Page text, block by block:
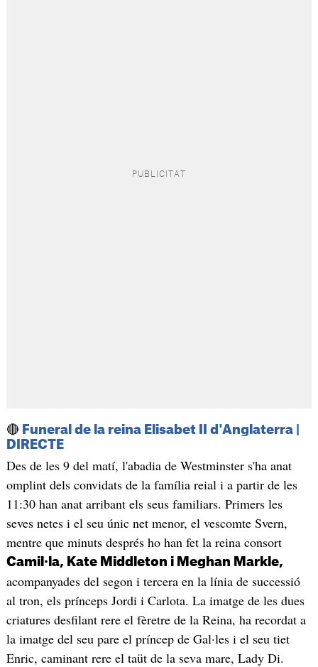
🔴 Funeral de la reina Elisabet II d'Anglaterra |
DIRECTE
Des de les 9 del matí, l'abadia de Westminster s'ha anat
omplint dels convidats de la família reial i a partir de les
11:30 han anat arribant els seus familiars. Primers les
seves netes i el seu únic net menor, el vescomte Svern,
mentre que minuts després ho han fet la reina consort
Camil·la, Kate Middleton i Meghan Markle,
acompanyades del segon i tercera en la línia de successió
al tron, els prínceps Jordi i Carlota. La imatge de les dues
criatures desfilant rere el fèretre de la Reina, ha recordat a
la imatge del seu pare el príncep de Gal·les i el seu tiet
Enric, caminant rere el taüt de la seva mare, Lady Di.